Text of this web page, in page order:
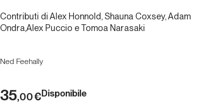
Contributi di Alex Honnold, Shauna Coxsey, Adam
Ondra,Alex Puccio e Tomoa Narasaki
Ned Feehally
35,00€Disponibile